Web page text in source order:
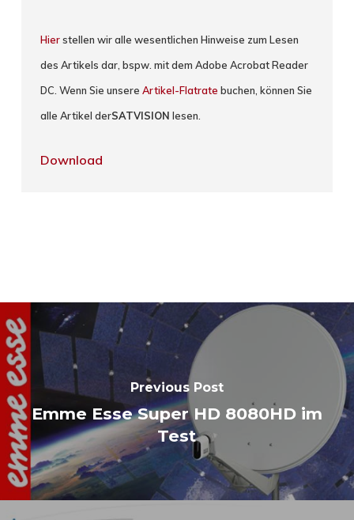
Hierstellen wir alle wesentlichen Hinweise zum Lesen
des Artikels dar, bspw. mit dem Adobe Acrobat Reader
DC. Wenn Sie unsereArtikel-Flatrate buchen, können Sie
alle Artikel derSATVISION lesen.
Download
Previous Post
Emme Esse Super HD 8080HD im
Test